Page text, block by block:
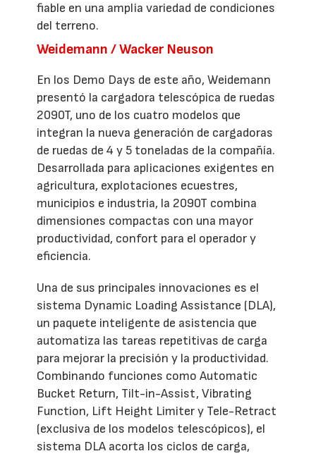
fiable en una amplia variedad de condiciones
del terreno.
Weidemann / Wacker Neuson
En los Demo Days de este año, Weidemann
presentó la cargadora telescópica de ruedas
2090T, uno de los cuatro modelos que
integran la nueva generación de cargadoras
de ruedas de 4 y 5 toneladas de la compañía.
Desarrollada para aplicaciones exigentes en
agricultura, explotaciones ecuestres,
municipios e industria, la 2090T combina
dimensiones compactas con una mayor
productividad, confort para el operador y
eficiencia.
Una de sus principales innovaciones es el
sistema Dynamic Loading Assistance (DLA),
un paquete inteligente de asistencia que
automatiza las tareas repetitivas de carga
para mejorar la precisión y la productividad.
Combinando funciones como Automatic
Bucket Return, Tilt-in-Assist, Vibrating
Function, Lift Height Limiter y Tele-Retract
(exclusiva de los modelos telescópicos), el
sistema DLA acorta los ciclos de carga,